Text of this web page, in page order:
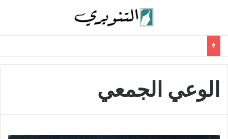
الوعي الجمعي